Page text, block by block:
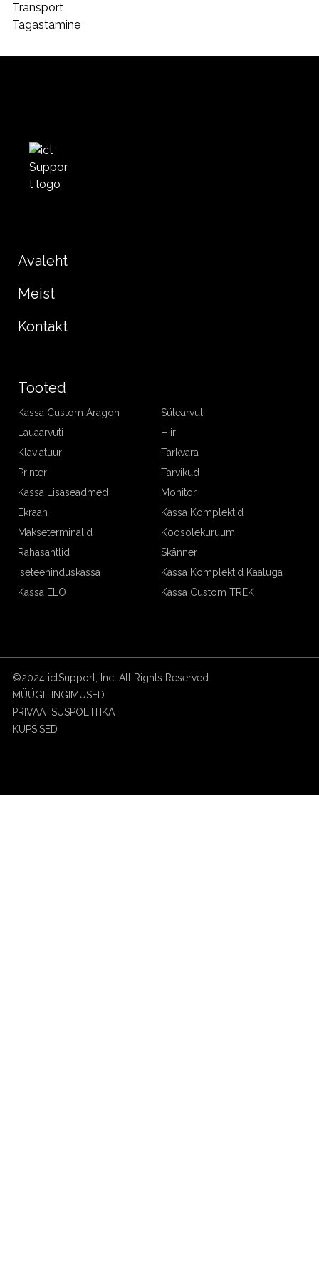
Transport
Tagastamine
Avaleht
Meist
Kontakt
Tooted
Kassa Custom Aragon
Sülearvuti
Lauaarvuti
Hiir
Klaviatuur
Tarkvara
Printer
Tarvikud
Kassa Lisaseadmed
Monitor
Ekraan
Kassa Komplektid
Makseterminalid
Koosolekuruum
Rahasahtlid
Skänner
Iseteeninduskassa
Kassa Komplektid Kaaluga
Kassa ELO
Kassa Custom TREK
©2024 ictSupport, Inc. All Rights Reserved
MÜÜGITINGIMUSED
PRIVAATSUSPOLIITIKA
KÜPSISED